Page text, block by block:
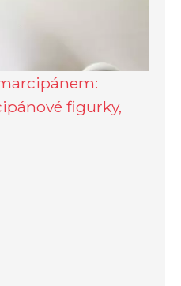
figurky,